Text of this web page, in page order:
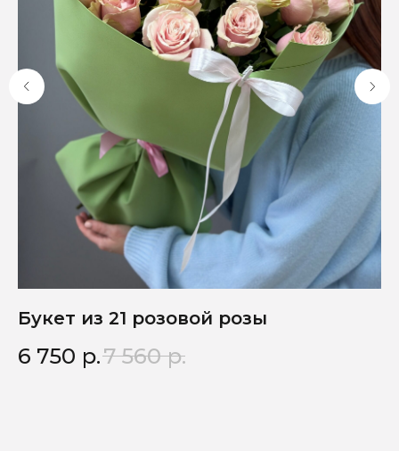
Букет из 21 розовой розы
6 750 р.7 560 р.